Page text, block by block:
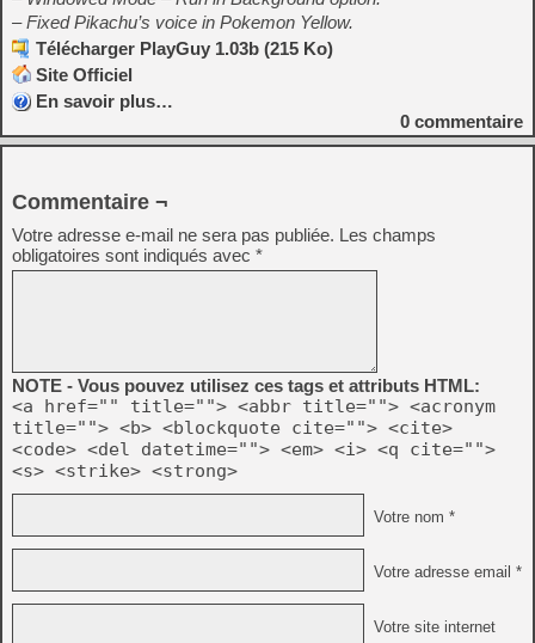
– Fixed Pikachu’s voice in Pokemon Yellow.
Télécharger PlayGuy 1.03b (215 Ko)
Site Officiel
En savoir plus…
0 commentaire
Commentaire ¬
Votre adresse e-mail ne sera pas publiée. Les champs
obligatoires sont indiqués avec *
NOTE - Vous pouvez utilisez ces tags et attributs HTML:
<a href="" title=""> <abbr title=""> <acronym
title=""> <b> <blockquote cite=""> <cite>
<code> <del datetime=""> <em> <i> <q cite="">
<s> <strike> <strong>
Votre nom *
Votre adresse email *
Votre site internet